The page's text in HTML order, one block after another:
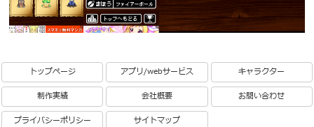
トップページ アプリ/webサービス キャラクター
制作実績 会社概要 お問い合わせ
プライバシーポリシー サイトマップ